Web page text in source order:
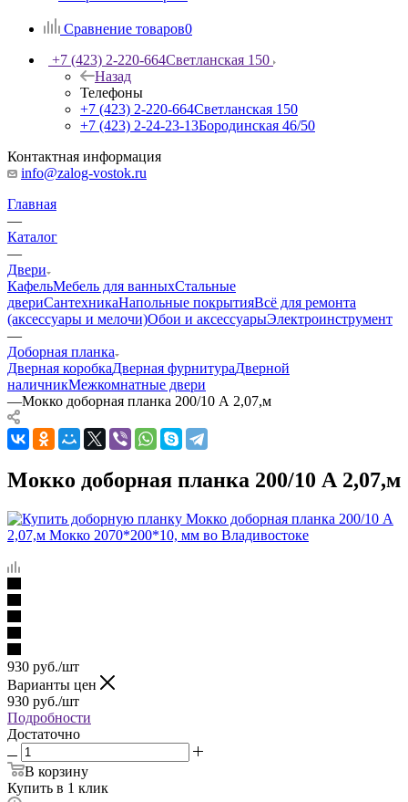
Сравнение товаров0
+7 (423) 2-220-664Светланская 150
Назад
Телефоны
+7 (423) 2-220-664Светланская 150
+7 (423) 2-24-23-13Бородинская 46/50
Контактная информация
info@zalog-vostok.ru
Главная
—
Каталог
—
Двери
КафельМебель для ванныхСтальные
двериСантехникаНапольные покрытияВсё для ремонта
(аксессуары и мелочи)Обои и аксессуарыЭлектроинструмент
—
Доборная планка
Дверная коробкаДверная фурнитураДверной
наличникМежкомнатные двери
—Мокко доборная планка 200/10 А 2,07,м
Мокко доборная планка 200/10 А 2,07,м
930 руб./шт
Варианты цен
930 руб./шт
Подробности
Достаточно
В корзину
Купить в 1 клик